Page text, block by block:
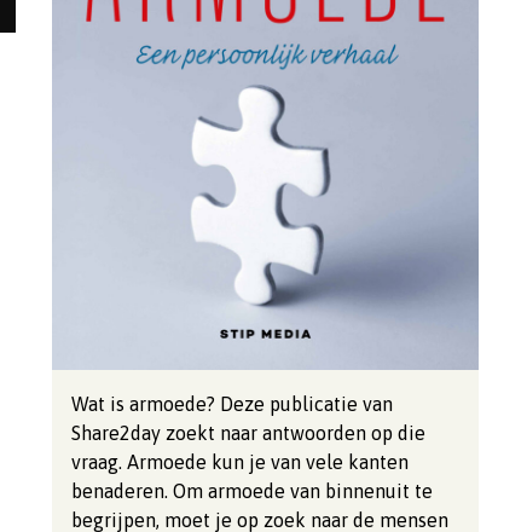
Wat is armoede? Deze publicatie van
Share2day zoekt naar antwoorden op die
vraag. Armoede kun je van vele kanten
benaderen. Om armoede van binnenuit te
begrijpen, moet je op zoek naar de mensen